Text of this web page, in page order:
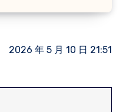
2026 年 5 月 10 日 21:51